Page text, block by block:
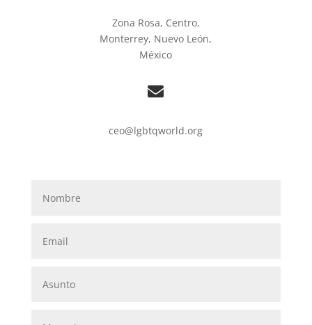
Zona Rosa, Centro,
Monterrey, Nuevo León,
México
ceo@lgbtqworld.org